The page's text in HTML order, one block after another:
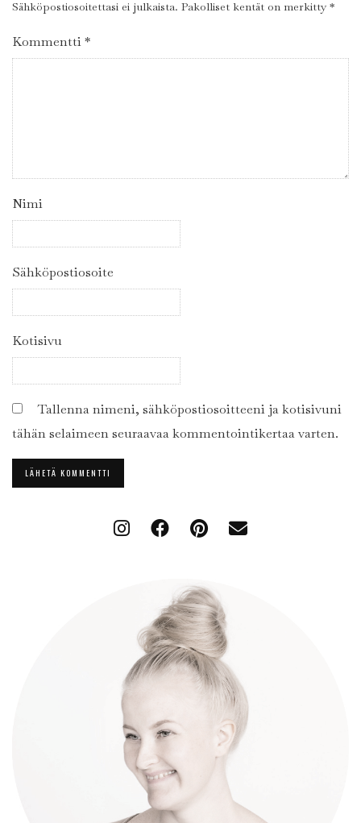
Sähköpostiosoitettasi ei julkaista. Pakolliset kentät on merkitty *
Kommentti*
Nimi
Sähköpostiosoite
Kotisivu
Tallenna nimeni, sähköpostiosoitteeni ja kotisivuni
tähän selaimeen seuraavaa kommentointikertaa varten.